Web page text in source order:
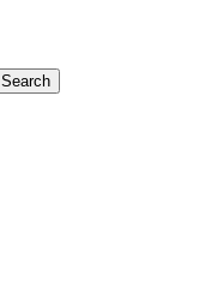
Search